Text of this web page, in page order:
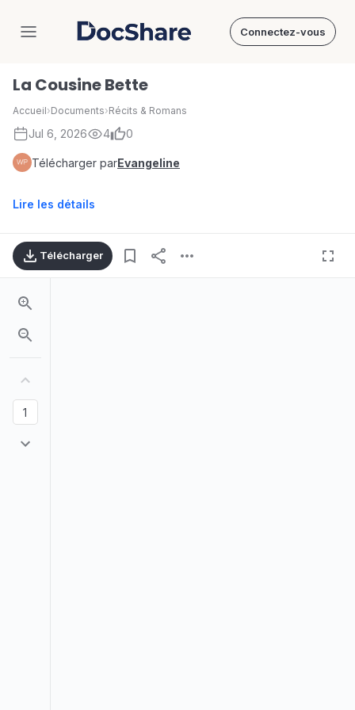
DocShare Connectez-vous
La Cousine Bette
Accueil›Documents›Récits & Romans
Jul 6, 2026 4 0
Télécharger parEvangeline
Lire les détails
Télécharger